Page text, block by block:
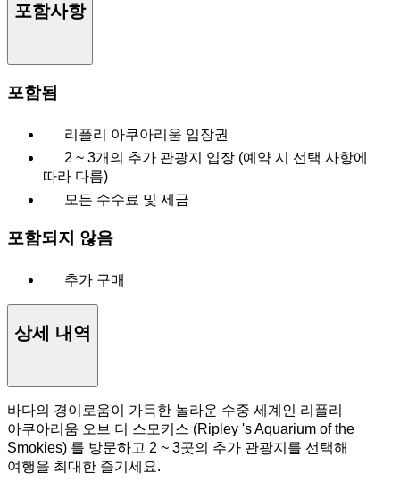
포함사항
포함됨
리플리 아쿠아리움 입장권
2 ~ 3개의 추가 관광지 입장 (예약 시 선택 사항에
따라 다름)
모든 수수료 및 세금
포함되지 않음
추가 구매
상세 내역
바다의 경이로움이 가득한 놀라운 수중 세계인 리플리
아쿠아리움 오브 더 스모키스 (Ripley 's Aquarium of the
Smokies) 를 방문하고 2 ~ 3곳의 추가 관광지를 선택해
여행을 최대한 즐기세요.